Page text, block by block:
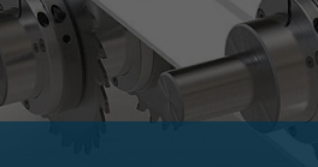
România
Română
Schweiz
français